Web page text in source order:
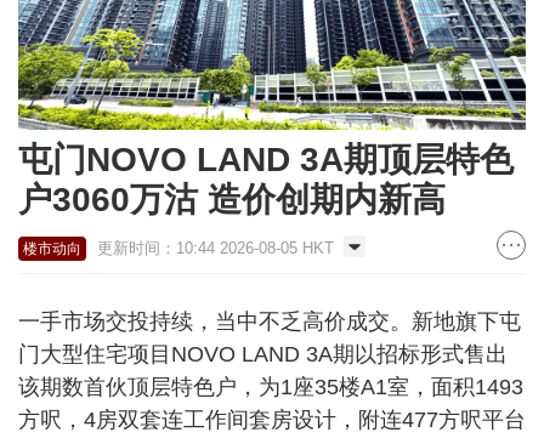
屯门NOVO LAND 3A期顶层特色
户3060万沽 造价创期内新高
楼市动向 更新时间：10:44 2026-08-05 HKT
一手市场交投持续，当中不乏高价成交。新地旗下屯
门大型住宅项目NOVO LAND 3A期以招标形式售出
该期数首伙顶层特色户，为1座35楼A1室，面积1493
方呎，4房双套连工作间套房设计，附连477方呎平台